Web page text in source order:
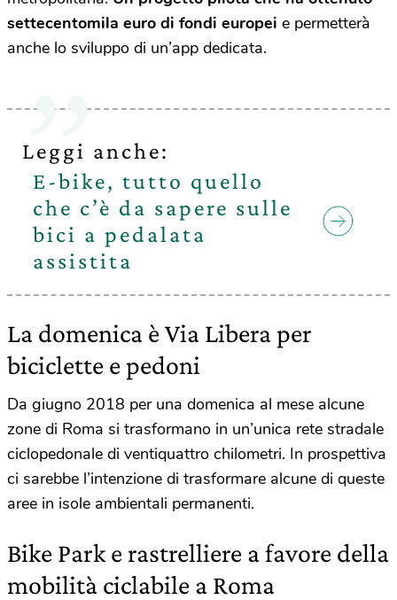
settecentomila euro di fondi europei e permetterà
anche lo sviluppo di un’app dedicata.
Leggi anche:
E-bike, tutto quello
che c’è da sapere sulle
bici a pedalata
assistita
La domenica è Via Libera per
biciclette e pedoni
Da giugno 2018 per una domenica al mese alcune
zone di Roma si trasformano in un’unica rete stradale
ciclopedonale di ventiquattro chilometri. In prospettiva
ci sarebbe l’intenzione di trasformare alcune di queste
aree in isole ambientali permanenti.
Bike Park e rastrelliere a favore della
mobilità ciclabile a Roma